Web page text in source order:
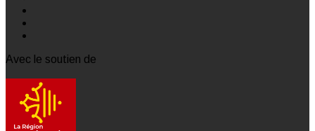
Avec le soutien de